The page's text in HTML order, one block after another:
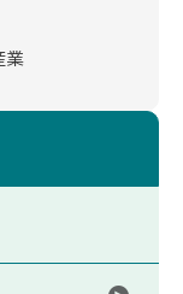
業